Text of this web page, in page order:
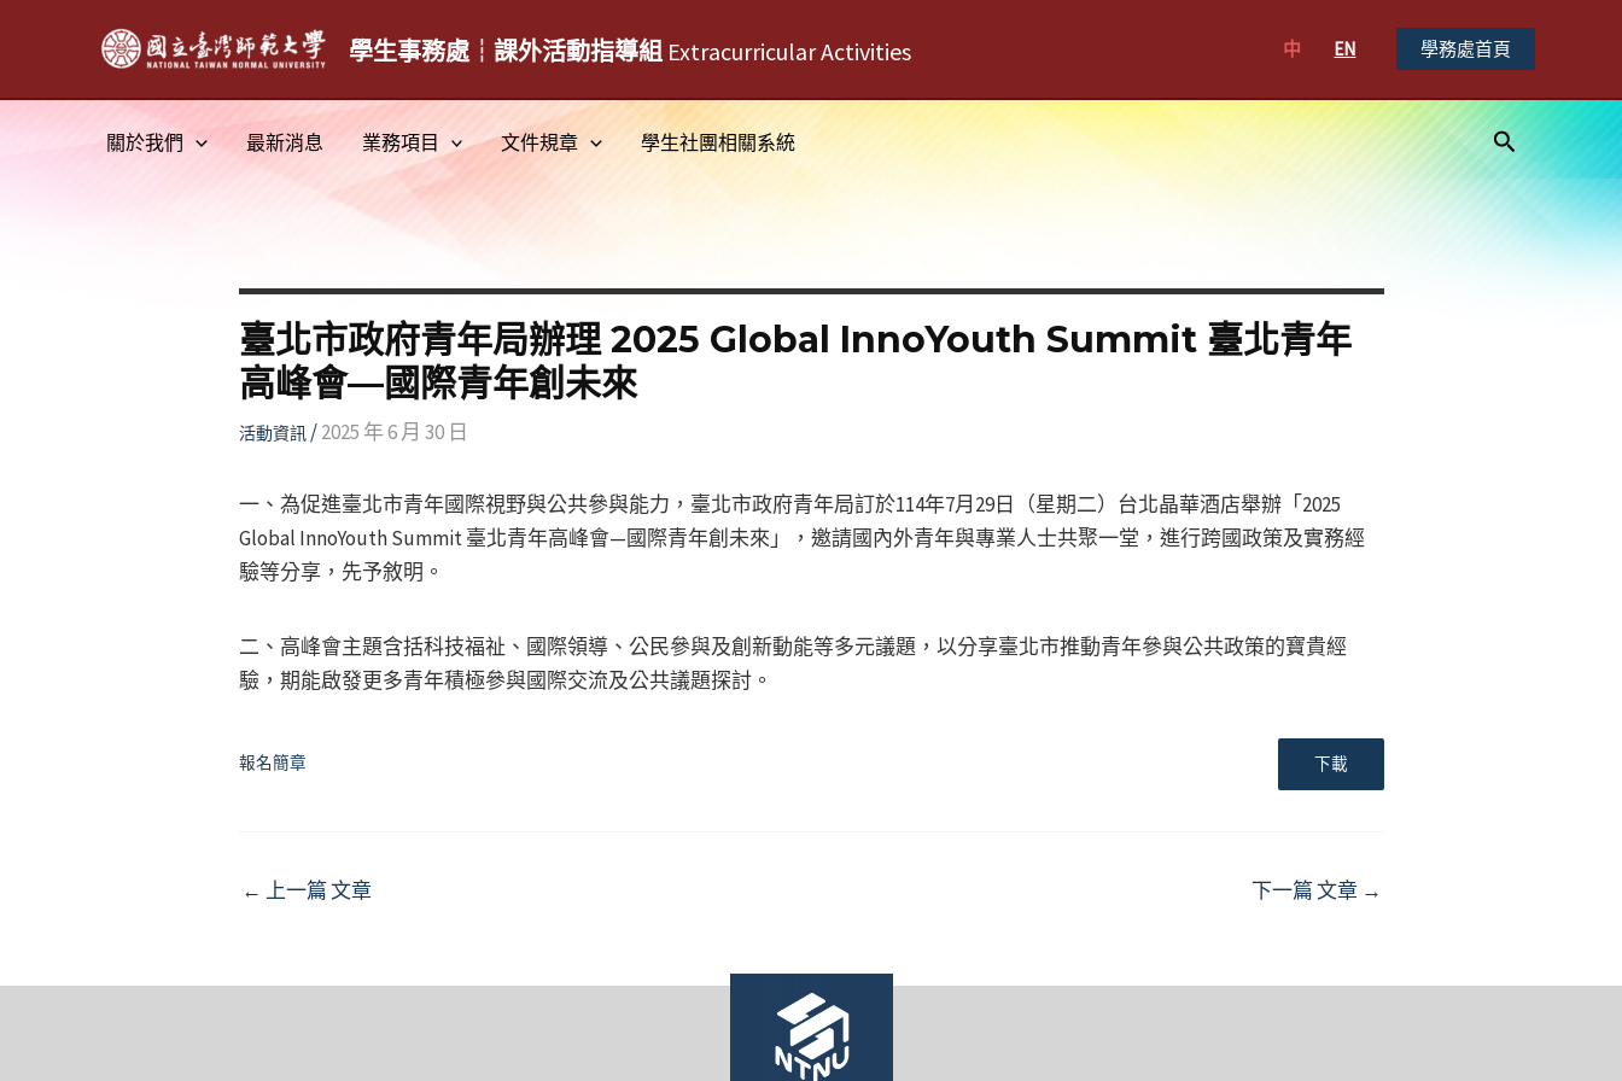
學生事務處┆課外活動指導組 Extracurricular Activities 中 EN 學務處首頁
關於我們 最新消息 業務項目 文件規章 學生社團相關系統
搜
尋
臺北市政府青年局辦理 2025 Global InnoYouth Summit 臺北青年
高峰會—國際青年創未來
活動資訊/2025 年 6 月 30 日
一、為促進臺北市青年國際視野與公共參與能力，臺北市政府青年局訂於114年7月29日（星期二）台北晶華酒店舉辦「2025
Global InnoYouth Summit 臺北青年高峰會—國際青年創未來」，邀請國內外青年與專業人士共聚一堂，進行跨國政策及實務經
驗等分享，先予敘明。
二、高峰會主題含括科技福祉、國際領導、公民參與及創新動能等多元議題，以分享臺北市推動青年參與公共政策的寶貴經
驗，期能啟發更多青年積極參與國際交流及公共議題探討。
報名簡章 下載
Post
← 上一篇 文章 下一篇 文章 →